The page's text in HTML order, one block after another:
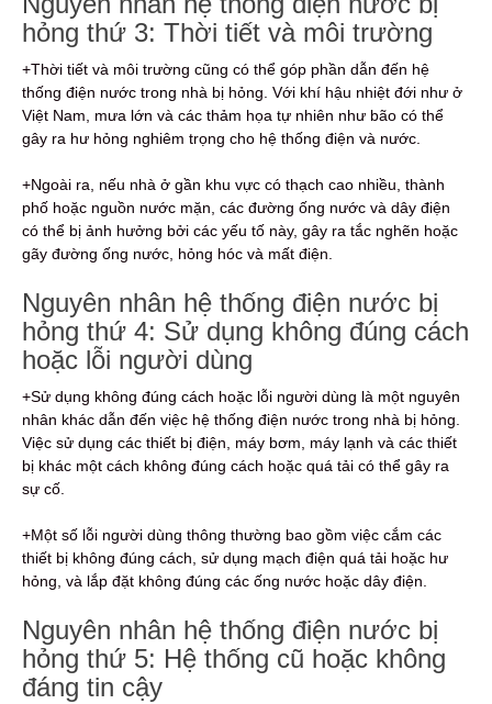
hỏng thứ 3: Thời tiết và môi trường
+Thời tiết và môi trường cũng có thể góp phần dẫn đến hệ
thống điện nước trong nhà bị hỏng. Với khí hậu nhiệt đới như ở
Việt Nam, mưa lớn và các thảm họa tự nhiên như bão có thể
gây ra hư hỏng nghiêm trọng cho hệ thống điện và nước.
+Ngoài ra, nếu nhà ở gần khu vực có thạch cao nhiều, thành
phố hoặc nguồn nước mặn, các đường ống nước và dây điện
có thể bị ảnh hưởng bởi các yếu tố này, gây ra tắc nghẽn hoặc
gãy đường ống nước, hỏng hóc và mất điện.
Nguyên nhân hệ thống điện nước bị
hỏng thứ 4: Sử dụng không đúng cách
hoặc lỗi người dùng
+Sử dụng không đúng cách hoặc lỗi người dùng là một nguyên
nhân khác dẫn đến việc hệ thống điện nước trong nhà bị hỏng.
Việc sử dụng các thiết bị điện, máy bơm, máy lạnh và các thiết
bị khác một cách không đúng cách hoặc quá tải có thể gây ra
sự cố.
+Một số lỗi người dùng thông thường bao gồm việc cắm các
thiết bị không đúng cách, sử dụng mạch điện quá tải hoặc hư
hỏng, và lắp đặt không đúng các ống nước hoặc dây điện.
Nguyên nhân hệ thống điện nước bị
hỏng thứ 5: Hệ thống cũ hoặc không
đáng tin cậy